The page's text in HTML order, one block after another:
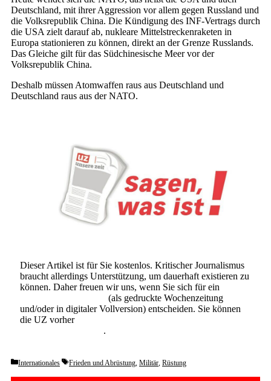
Deutschland, mit ihrer Aggression vor allem gegen Russland und
die Volksrepublik China. Die Kündigung des INF-Vertrags durch
die USA zielt darauf ab, nukleare Mittelstreckenraketen in
Europa stationieren zu können, direkt an der Grenze Russlands.
Das Gleiche gilt für das Südchinesische Meer vor der
Volksrepublik China.
Deshalb müssen Atomwaffen raus aus Deutschland und
Deutschland raus aus der NATO.
Dieser Artikel ist für Sie kostenlos. Kritischer Journalismus
braucht allerdings Unterstützung, um dauerhaft existieren zu
können. Daher freuen wir uns, wenn Sie sich für ein
(als gedruckte Wochenzeitung
und/oder in digitaler Vollversion) entscheiden. Sie können
die UZ vorher
.
Categories
Internationales Tags
Frieden und Abrüstung, Militär, Rüstung